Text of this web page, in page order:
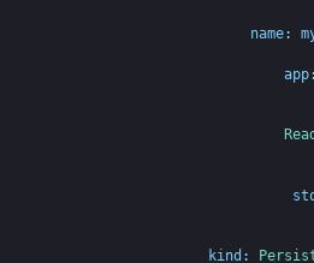
name:
app:
kind :